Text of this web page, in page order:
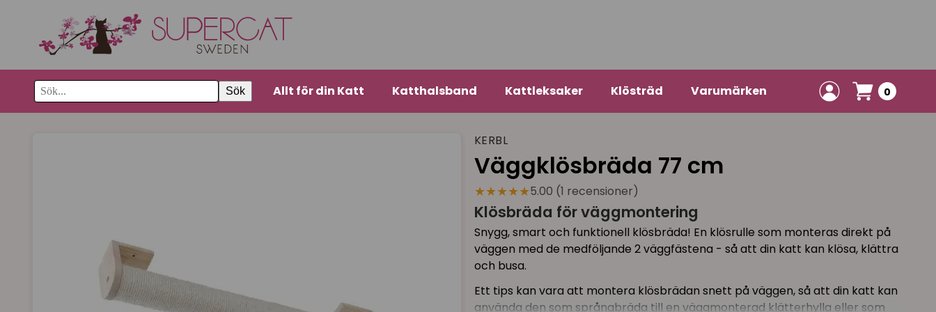
Sök Allt för din Katt Katthalsband Kattleksaker Klösträd Varumärken 0
KERBL
Väggklösbräda 77 cm
★★★★★5.00 (1 recensioner)
Klösbräda för väggmontering
Snygg, smart och funktionell klösbräda! En klösrulle som monteras direkt på
väggen med de medföljande 2 väggfästena - så att din katt kan klösa, klättra
och busa.
Ett tips kan vara att montera klösbrädan snett på väggen, så att din katt kan
använda den som språngbräda till en väggmonterad klätterhylla eller som